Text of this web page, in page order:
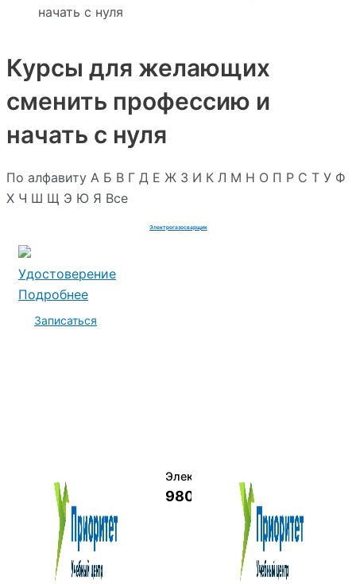
начать с нуля
Курсы для желающих
сменить профессию и
начать с нуля
По алфавиту А Б В Г Д Е Ж З И К Л М Н О П Р С Т У Ф
Х Ч Ш Щ Э Ю Я Все
Электрогазосварщик
Удостоверение
Подробнее
Записаться
Электромеханик по ремонту и
9800 руб.